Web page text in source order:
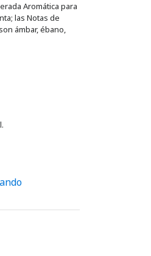
Aromática para
las Notas de
ámbar, ébano,